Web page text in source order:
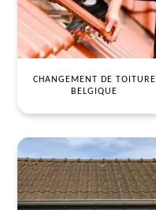
CHANGEMENT DE TOITURE
BELGIQUE